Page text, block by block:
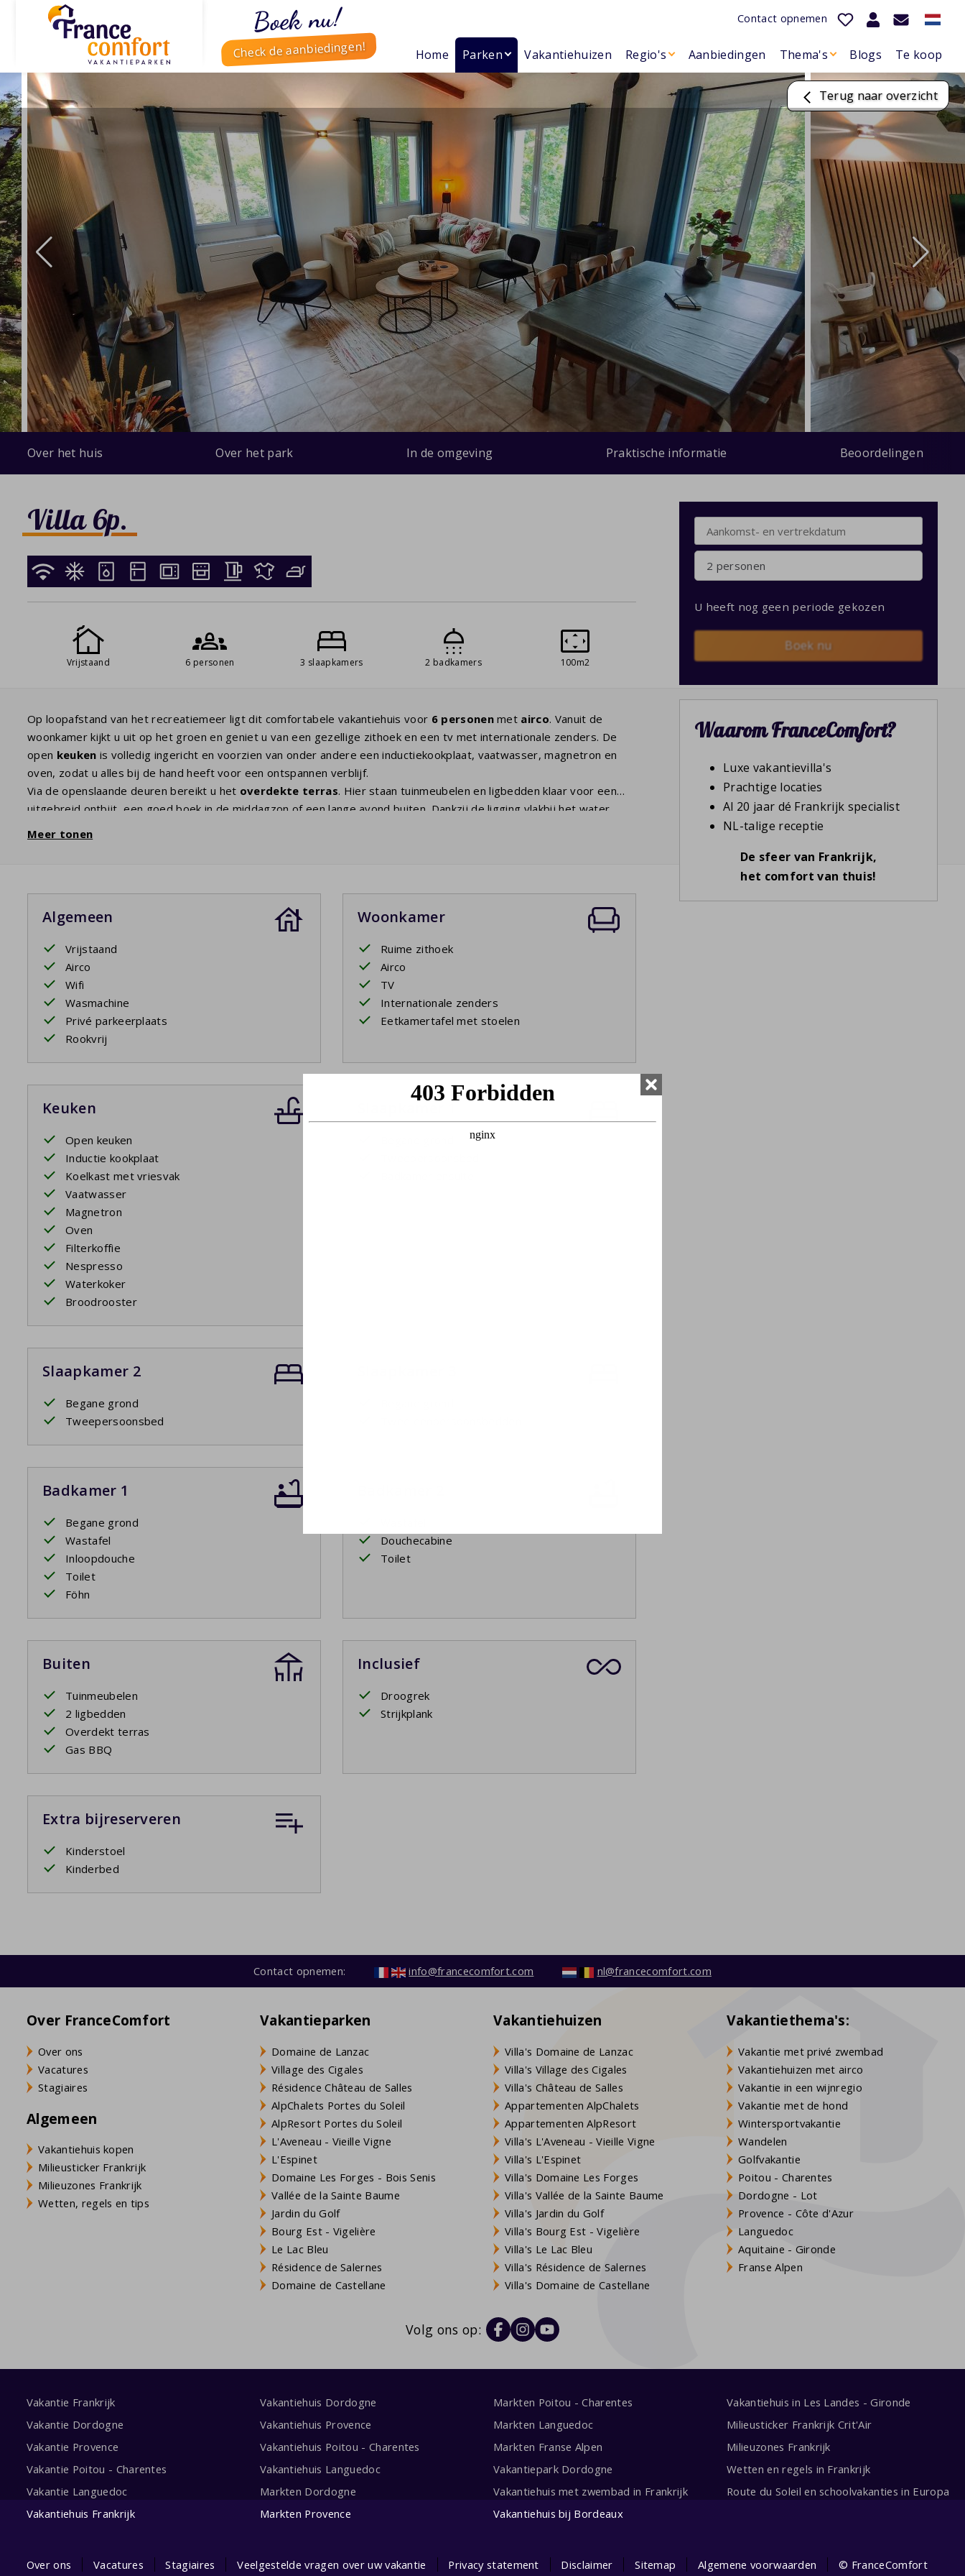
Boek nu!
Check de aanbiedingen!
Contact opnemen
Home Parken Vakantiehuizen Regio's Aanbiedingen Thema's Blogs Te koop
Terug naar overzicht
Over het huis Over het park In de omgeving Praktische informatie Beoordelingen
Villa 6p.
Vrijstaand 6 personen 3 slaapkamers 2 badkamers 100m2
Op loopafstand van het recreatiemeer ligt dit comfortabele vakantiehuis voor 6 personenmet airco. Vanuit de
woonkamer kijkt u uit op het groen en geniet u van een gezellige zithoek en een tv met internationale zenders. De
open keuken is volledig ingericht en voorzien van onder andere een inductiekookplaat, vaatwasser, magnetron en
oven, zodat u alles bij de hand heeft voor een ontspannen verblijf.
Via de openslaande deuren bereikt u het overdekte terras. Hier staan tuinmeubelen en ligbedden klaar voor een
uitgebreid ontbijt, een goed boek in de middagzon of een lange avond buiten. Dankzij de ligging vlakbij het water
samen op vakantie zijn.
Verder is de woning voorzien van een
wasmachine, zodat u ook tijdens een langer verblijf van alle gemakken bent
Meer tonen
Algemeen
Vrijstaand
Airco
Wifi
Wasmachine
Privé parkeerplaats
Rookvrij
Woonkamer
Ruime zithoek
Airco
TV
Internationale zenders
Eetkamertafel met stoelen
Keuken
Open keuken
Inductie kookplaat
Koelkast met vriesvak
Vaatwasser
Magnetron
Oven
Filterkoffie
Nespresso
Waterkoker
Broodrooster
Slaapkamer 2
Begane grond
Tweepersoonsbed
Badkamer 1
Begane grond
Wastafel
Inloopdouche
Toilet
Föhn
Douchecabine
Toilet
Buiten
Tuinmeubelen
2 ligbedden
Overdekt terras
Gas BBQ
Inclusief
Droogrek
Strijkplank
Extra bijreserveren
Kinderstoel
Kinderbed
2 personen
U heeft nog geen periode gekozen
Boek nu
Waarom FranceComfort?
Luxe vakantievilla's
Prachtige locaties
Al 20 jaar dé Frankrijk specialist
NL-talige receptie
De sfeer van Frankrijk,
het comfort van thuis!
Contact opnemen: info@francecomfort.com nl@francecomfort.com
Over FranceComfort
Over ons
Vacatures
Stagiaires
Algemeen
Vakantiehuis kopen
Milieusticker Frankrijk
Milieuzones Frankrijk
Wetten, regels en tips
Vakantieparken
Domaine de Lanzac
Village des Cigales
Résidence Château de Salles
AlpChalets Portes du Soleil
AlpResort Portes du Soleil
L'Aveneau - Vieille Vigne
L'Espinet
Domaine Les Forges - Bois Senis
Vallée de la Sainte Baume
Jardin du Golf
Bourg Est - Vigelière
Le Lac Bleu
Résidence de Salernes
Domaine de Castellane
Vakantiehuizen
Villa's Domaine de Lanzac
Villa's Village des Cigales
Villa's Château de Salles
Appartementen AlpChalets
Appartementen AlpResort
Villa's L'Aveneau - Vieille Vigne
Villa's L'Espinet
Villa's Domaine Les Forges
Villa's Vallée de la Sainte Baume
Villa's Jardin du Golf
Villa's Bourg Est - Vigelière
Villa's Le Lac Bleu
Villa's Résidence de Salernes
Villa's Domaine de Castellane
Vakantiethema's:
Vakantie met privé zwembad
Vakantiehuizen met airco
Vakantie in een wijnregio
Vakantie met de hond
Wintersportvakantie
Wandelen
Golfvakantie
Poitou - Charentes
Dordogne - Lot
Provence - Côte d'Azur
Languedoc
Aquitaine - Gironde
Franse Alpen
Volg ons op:
Vakantie Frankrijk
Vakantie Dordogne
Vakantie Provence
Vakantie Poitou - Charentes
Vakantie Languedoc
Vakantiehuis Frankrijk
Vakantiehuis Dordogne
Vakantiehuis Provence
Vakantiehuis Poitou - Charentes
Vakantiehuis Languedoc
Markten Dordogne
Markten Provence
Markten Poitou - Charentes
Markten Languedoc
Markten Franse Alpen
Vakantiepark Dordogne
Vakantiehuis met zwembad in Frankrijk
Vakantiehuis bij Bordeaux
Vakantiehuis in Les Landes - Gironde
Milieusticker Frankrijk Crit'Air
Milieuzones Frankrijk
Wetten en regels in Frankrijk
Route du Soleil en schoolvakanties in Europa
Over ons Vacatures Stagiaires Veelgestelde vragen over uw vakantie Privacy statement Disclaimer Sitemap Algemene voorwaarden © FranceComfort